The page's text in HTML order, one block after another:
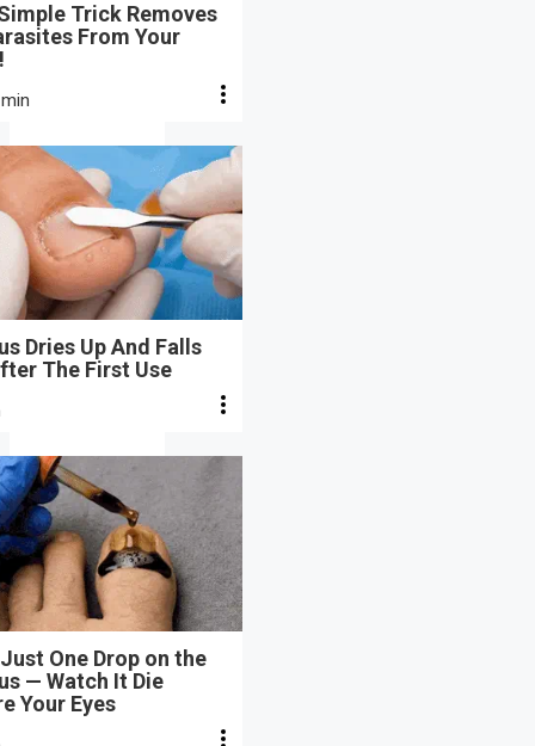
Trick Removes
From Your
Dries Up And Falls
The First Use
One Drop on the
— Watch It Die
Your Eyes